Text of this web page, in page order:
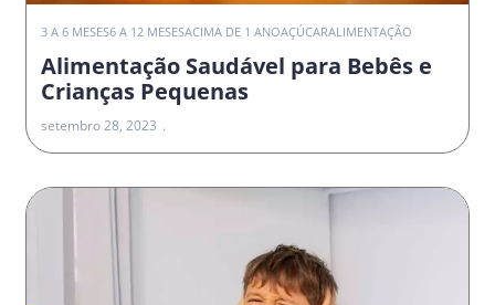
3 A 6 MESES6 A 12 MESESACIMA DE 1 ANOAÇÚCARALIMENTAÇÃO
Alimentação Saudável para Bebês e
Crianças Pequenas
setembro 28, 2023